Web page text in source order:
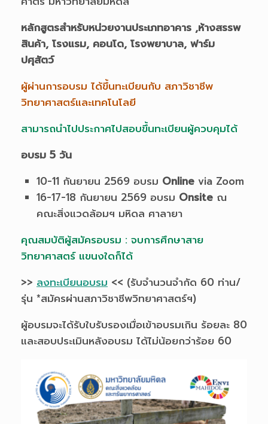
หลักสูตรสำหรับหน่วยงานประเภทอาคาร ,ห้างสรรพ
สินค้า, โรงแรม, คอนโด, โรงพยาบาล, ฟาร์ม
ปศุสัตว์
ผู้ผ่านการอบรม ได้ขึ้นทะเบียนกับ สภาวิชาชีพ
วิทยาศาสตร์และเทคโนโลยี
สามารถนำไปประกาศไปสอบขึ้นทะเบียนผู้ควบคุมได้
อบรม 5 วัน
10-11 กันยายน 2569 อบรม Online via Zoom
16-17-18 กันยายน 2569 อบรม Onsiteณ
คณะสิ่งแวดล้อมฯ มหิดล ศาลายา
คุณสมบัติผู้สมัครอบรม : จบการศึกษาสาย
วิทยาศาสตร์ แขนงใดก็ได้
>> ลงทะเบียนอบรม << (รับจำนวนจำกัด 60 ท่าน/
รุ่น *สมัครผ่านสภาวิชาชีพวิทยาศาสตร์ฯ)
ผู้อบรมจะได้รับใบรับรองเมื่อเข้าอบรมเกิน ร้อยละ 80
และสอบประเมินหลังอบรม ได้ไม่น้อยกว่าร้อย 60